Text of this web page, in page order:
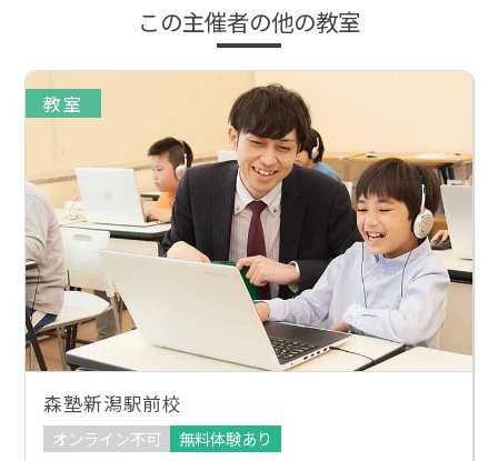
この主催者の他の教室
教室
森塾新潟駅前校
オンライン不可
無料体験あり